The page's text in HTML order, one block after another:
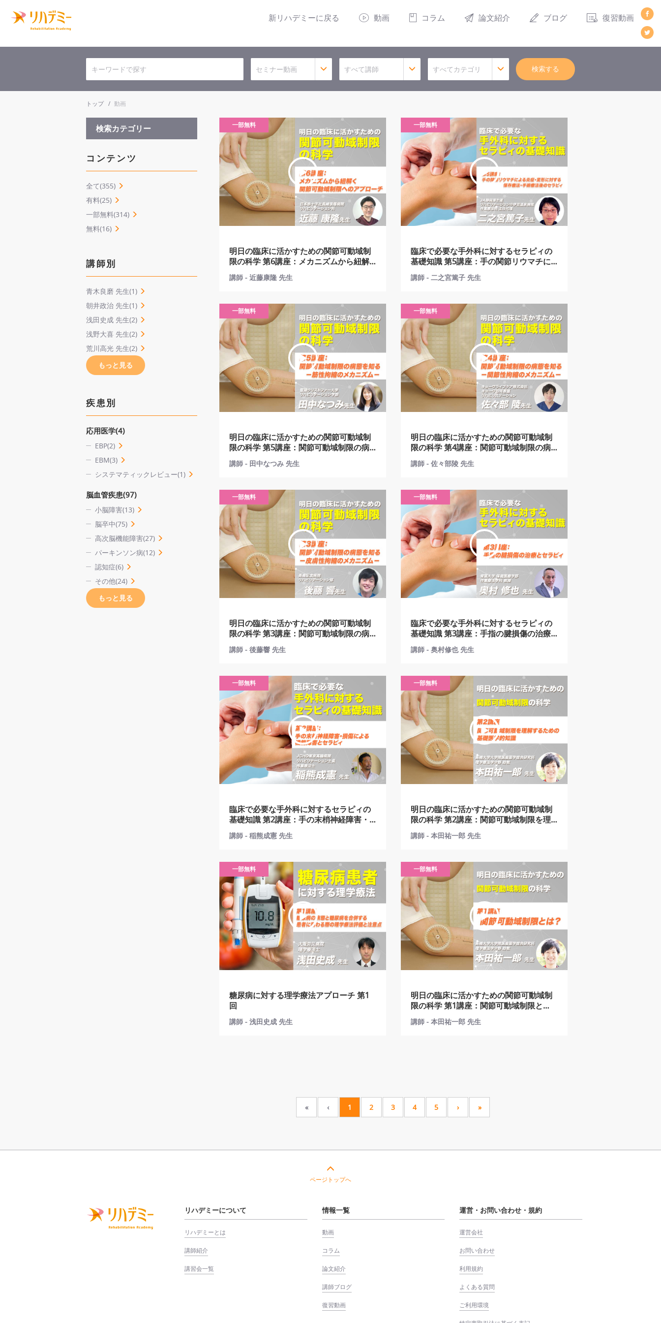
新リハデミーに戻る 動画 コラム 論文紹介 ブログ 復習動画
セミナー動画 すべて講師 すべてカテゴリ 検索する
トップ 動画
検索カテゴリー
コンテンツ
全て(355)
有料(25)
一部無料(314)
無料(16)
講師別
青木良磨 先生(1)
朝井政治 先生(1)
浅田史成 先生(2)
浅野大喜 先生(2)
荒川高光 先生(2)
もっと見る
疾患別
応用医学(4)
EBP(2)
EBM(3)
システマティックレビュー(1)
脳血管疾患(97)
小脳障害(13)
脳卒中(75)
高次脳機能障害(27)
パーキンソン病(12)
認知症(6)
その他(24)
もっと見る
一部無料
明日の臨床に活かすための関節可動域制
限の科学 第6講座：メカニズムから紐解
く関節可動域制限へのアプローチ
講師 - 近藤康隆 先生
一部無料
臨床で必要な手外科に対するセラピィの
基礎知識 第5講座：手の関節リウマチに
よる炎症・変形に対する保存療法・手術
療法後のセラピィ
講師 - 二之宮篤子 先生
一部無料
明日の臨床に活かすための関節可動域制
限の科学 第5講座：関節可動域制限の病
態を知る－筋性拘縮のメカニズム－
講師 - 田中なつみ 先生
一部無料
明日の臨床に活かすための関節可動域制
限の科学 第4講座：関節可動域制限の病
態を知る-関節性拘縮のメカニズム-
講師 - 佐々部陵 先生
一部無料
明日の臨床に活かすための関節可動域制
限の科学 第3講座：関節可動域制限の病
態を知る－皮膚性拘縮のメカニズム－
講師 - 後藤響 先生
一部無料
臨床で必要な手外科に対するセラピィの
基礎知識 第3講座：手指の腱損傷の治療
とセラピィ
講師 - 奥村修也 先生
一部無料
臨床で必要な手外科に対するセラピィの
基礎知識 第2講座：手の末梢神経障害・
損傷による機能障害とセラピィ
講師 - 稲熊成憲 先生
一部無料
明日の臨床に活かすための関節可動域制
限の科学 第2講座：関節可動域制限を理
解するための基礎医学的知識
講師 - 本田祐一郎 先生
一部無料
糖尿病に対する理学療法アプローチ 第1
回
講師 - 浅田史成 先生
一部無料
明日の臨床に活かすための関節可動域制
限の科学 第1講座：関節可動域制限と
は？
講師 - 本田祐一郎 先生
« ‹ 1 2 3 4 5 › »
ページトップへ
リハデミーについて
リハデミーとは
講師紹介
講習会一覧
情報一覧
動画
コラム
論文紹介
講師ブログ
復習動画
運営・お問い合わせ・規約
運営会社
お問い合わせ
利用規約
よくある質問
ご利用環境